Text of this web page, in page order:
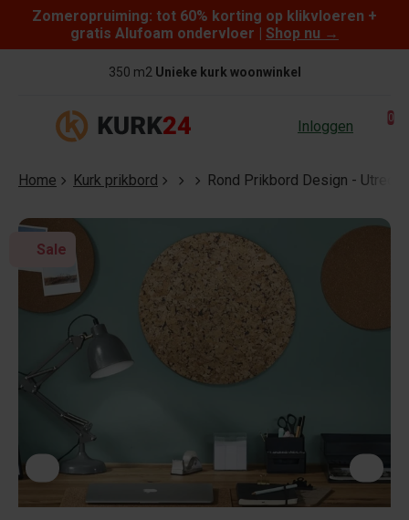
Skip to content
Zomeropruiming: tot 60% korting op klikvloeren +
gratis Alufoam ondervloer | Shop nu →
350 m2 Unieke kurk woonwinkel
Inloggen 0
Home Kurk prikbord Rond Prikbord Design -
Sale